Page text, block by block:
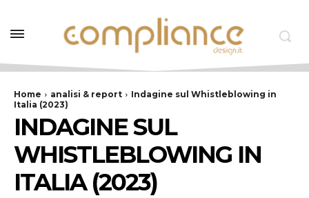
Home analisi & report
Indagine sul Whistleblowing in
Italia (2023)
INDAGINE SUL
WHISTLEBLOWING IN
ITALIA (2023)